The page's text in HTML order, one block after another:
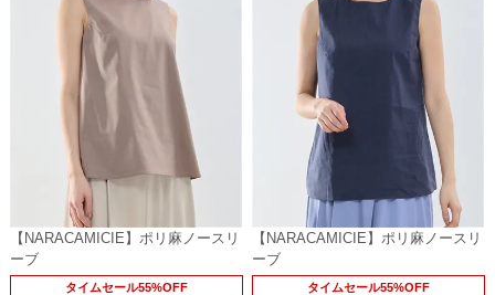
【NARACAMICIE】ポリ麻ノースリ
ーブ
タイムセール55%OFF
【NARACAMICIE】ポリ麻ノースリ
ーブ
タイムセール55%OFF